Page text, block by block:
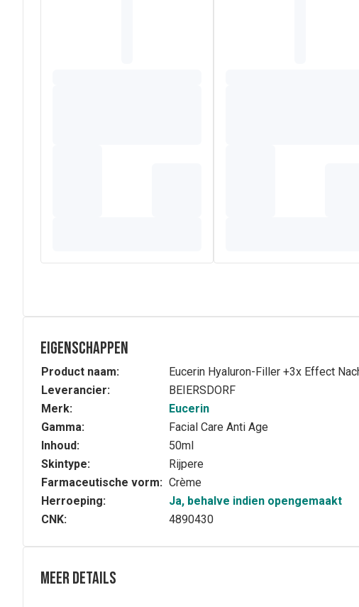
Eigenschappen
Product naam:
Eucerin Hyaluron-Filler +3x Effect
Leverancier:
BEIERSDORF
Merk:
Eucerin
Gamma:
Facial Care Anti Age
Inhoud:
50ml
Skintype:
Rijpere
Farmaceutische vorm: Crème
Herroeping:
Ja, behalve indien opengemaakt
CNK:
4890430
Meer details